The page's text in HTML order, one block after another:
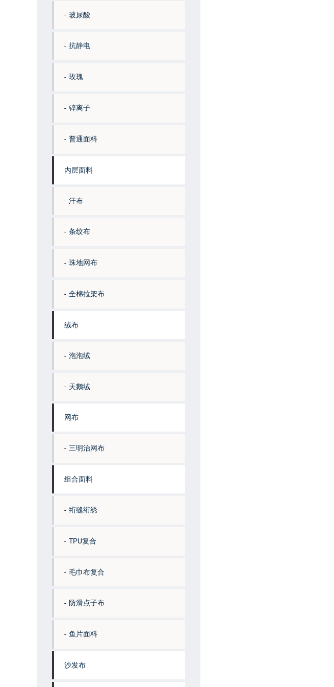
玻尿酸
抗静电
玫瑰
锌离子
普通面料
内层面料
汗布
条纹布
珠地网布
全棉拉架布
绒布
泡泡绒
天鹅绒
网布
三明治网布
组合面料
绗缝绗绣
TPU复合
毛巾布复合
防滑点子布
鱼片面料
沙发布